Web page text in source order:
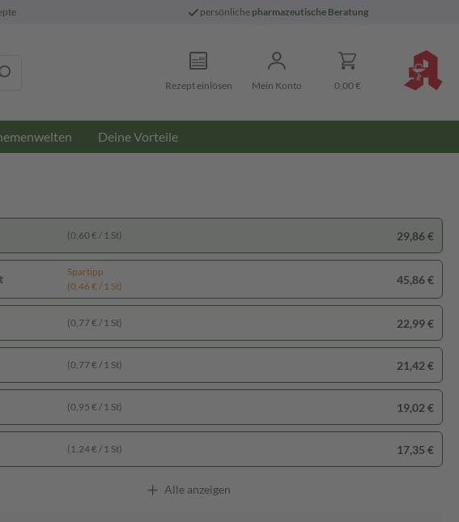
persönliche pharmazeutische Beratung
Rezept einlösen Mein Konto 0,00 €
Deine Vorteile
Spartipp
(0,46 € / 1 St)
45,86 €
(0,60 € / 1 St) 29,86 €
(0,77 € / 1 St) 22,99 €
(0,77 € / 1 St) 21,42 €
(0,95 € / 1 St) 19,02 €
(1,24 € / 1 St) 17,35 €
Alle anzeigen